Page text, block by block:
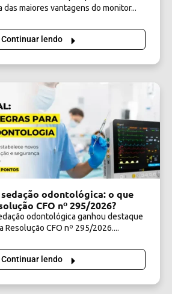
das maiores vantagens do monitor...
Continuar lendo
odontológica: o que
CFO nº 295/2026?
odontológica ganhou destaque
Resolução CFO nº 295/2026....
Continuar lendo